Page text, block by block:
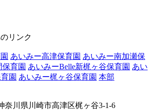
リンク
あいみー高津保育園 あいみー南加瀬保
育園 あいみーBelle新梶ヶ谷保育園 あい
園 あいみー梶ヶ谷保育園 本部
奈川県川崎市高津区梶ヶ谷3-1-6